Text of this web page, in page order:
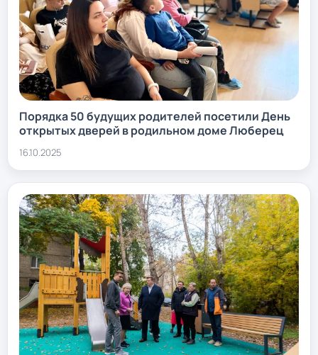
Порядка 50 будущих родителей посетили День
открытых дверей в родильном доме Люберец
16.10.2025